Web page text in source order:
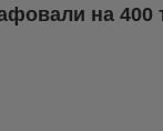
на 400